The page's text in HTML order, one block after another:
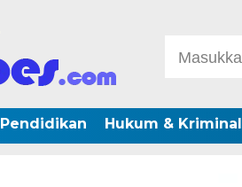
Pendidikan Hukum & Kriminal